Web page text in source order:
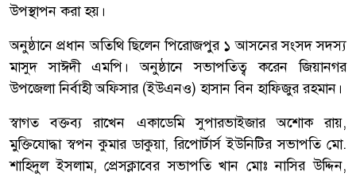
উপস্থাপন করা হয়।
​অনুষ্ঠানে প্রধান অতিথি ছিলেন পিরোজপুর ১ আসনের সংসদ সদস্য
মাসুদ সাঈদী এমপি। অনুষ্ঠানে সভাপতিত্ব করেন জিয়ানগর
উপজেলা নির্বাহী অফিসার (ইউএনও) হাসান বিন হাফিজুর রহমান।
স্বাগত বক্তব্য রাখেন একাডেমি সুপারভাইজার অশোক রায়,
মুক্তিযোদ্ধা স্বপন কুমার ডাকুয়া, রিপোর্টার্স ইউনিটির সভাপতি মো.
শাহিদুল ইসলাম, প্রেসক্লাবের সভাপতি খান মোঃ নাসির উদ্দিন,